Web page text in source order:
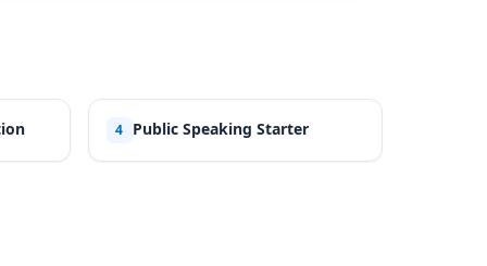
4 Public Speaking Starter